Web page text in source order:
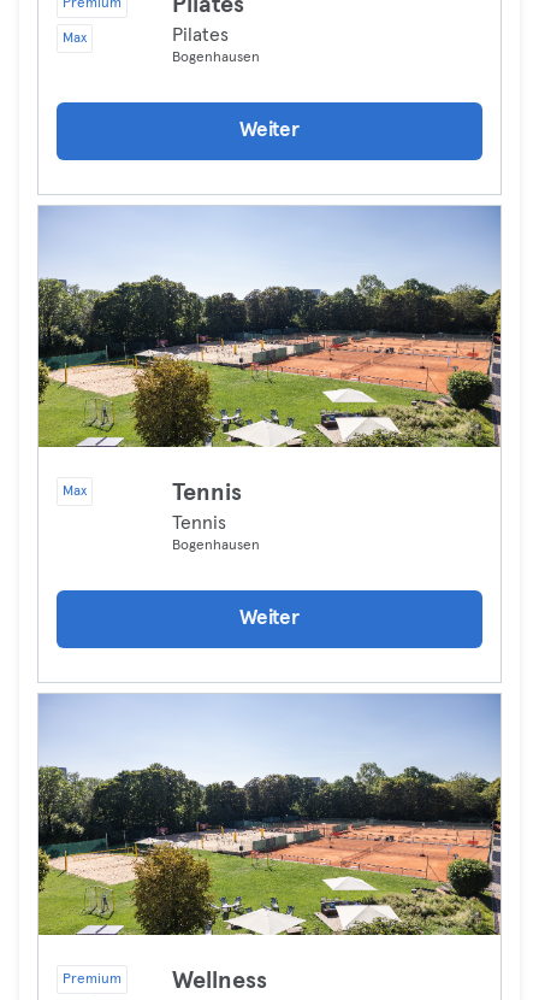
Premium
Max
Pilates
Pilates
Bogenhausen
Weiter
Max Tennis
Tennis
Bogenhausen
Weiter
Premium Wellness